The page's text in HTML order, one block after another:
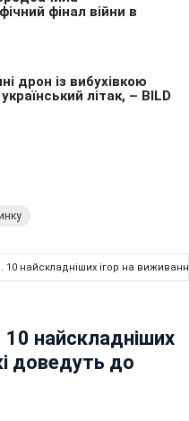
10 найскладніших ігор на
10 найскладніших
доведуть до